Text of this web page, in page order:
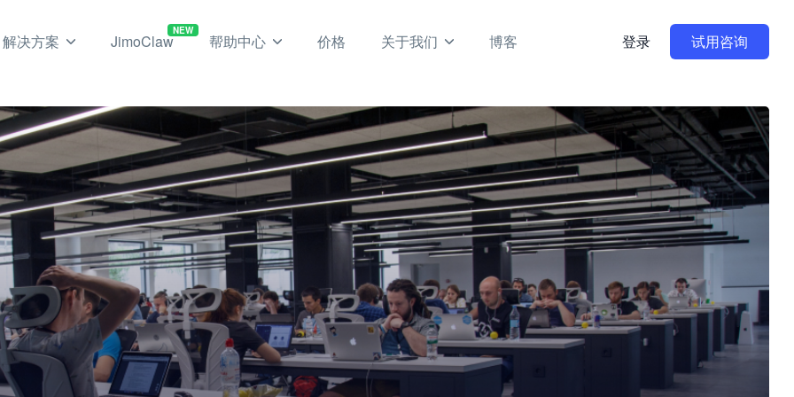
解决方案 JimoClaw
NEW
帮助中心 价格 关于我们 博客 登录 试用咨询